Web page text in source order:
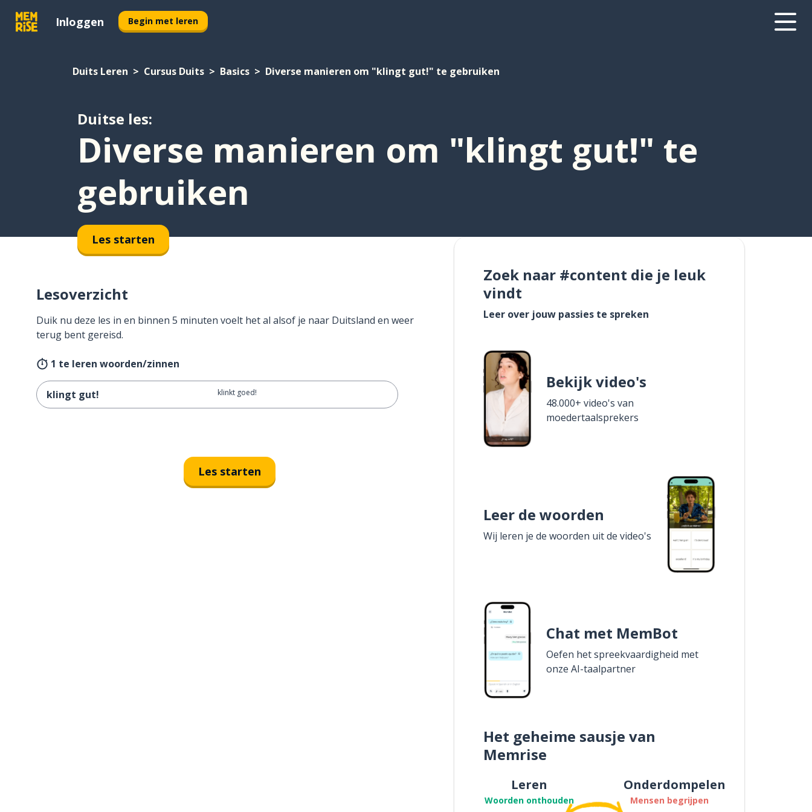
Inloggen Begin met leren
Duits Leren Cursus Duits Basics Diverse manieren om "klingt gut!" te gebruiken
Duitse les:
Diverse manieren om "klingt gut!" te
gebruiken
Les starten
Lesoverzicht
Duik nu deze les in en binnen 5 minuten voelt het al alsof je naar Duitsland en weer
terug bent gereisd.
1 te leren woorden/zinnen
klingt gut! klinkt goed!
Les starten
Zoek naar #content die je leuk
vindt
Leer over jouw passies te spreken
Bekijk video's
48.000+ video's van
moedertaalsprekers
Leer de woorden
Wij leren je de woorden uit de video's
Chat met MemBot
Oefen het spreekvaardigheid met
onze AI-taalpartner
Het geheime sausje van
Memrise
Leren
Woorden onthouden
Onderdompelen
Mensen begrijpen